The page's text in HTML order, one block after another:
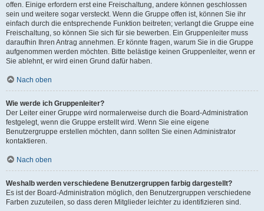
offen. Einige erfordern erst eine Freischaltung, andere können geschlossen
sein und weitere sogar versteckt. Wenn die Gruppe offen ist, können Sie ihr
einfach durch die entsprechende Funktion beitreten; verlangt die Gruppe eine
Freischaltung, so können Sie sich für sie bewerben. Ein Gruppenleiter muss
daraufhin Ihren Antrag annehmen. Er könnte fragen, warum Sie in die Gruppe
aufgenommen werden möchten. Bitte belästige keinen Gruppenleiter, wenn er
Sie ablehnt, er wird einen Grund dafür haben.
Nach oben
Wie werde ich Gruppenleiter?
Der Leiter einer Gruppe wird normalerweise durch die Board-Administration
festgelegt, wenn die Gruppe erstellt wird. Wenn Sie eine eigene
Benutzergruppe erstellen möchten, dann sollten Sie einen Administrator
kontaktieren.
Nach oben
Weshalb werden verschiedene Benutzergruppen farbig dargestellt?
Es ist der Board-Administration möglich, den Benutzergruppen verschiedene
Farben zuzuteilen, so dass deren Mitglieder leichter zu identifizieren sind.